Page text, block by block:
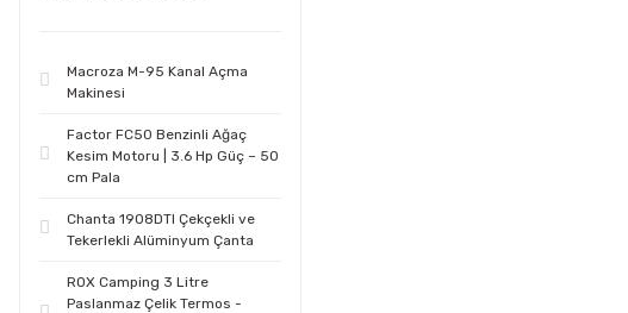
Macroza M-95 Kanal Açma
Makinesi
Factor FC50 Benzinli Ağaç
Kesim Motoru | 3.6 Hp Güç – 50
cm Pala
Chanta 1908DTI Çekçekli ve
Tekerlekli Alüminyum Çanta
ROX Camping 3 Litre
Paslanmaz Çelik Termos -